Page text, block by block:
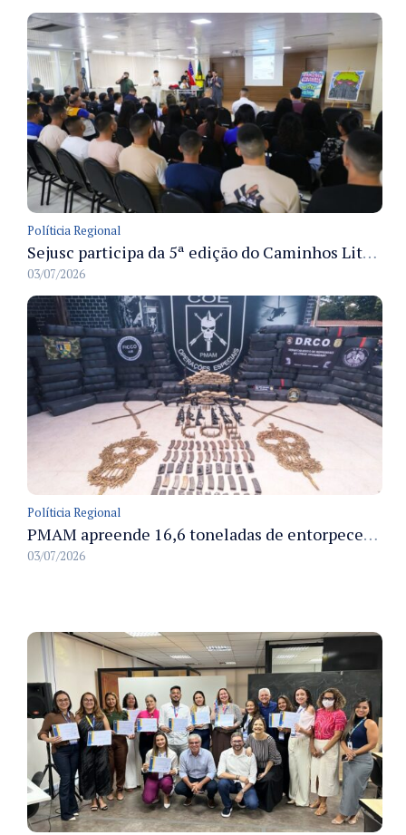
Políticia Regional
Sejusc participa da 5ª edição do Caminhos Literários com foco na cultura hip-hop nas unidades socioeducativas
03/07/2026
Políticia Regional
PMAM apreende 16,6 toneladas de entorpecentes e registra aumento nas prisões em flagrante e nas capturas de foragidos no primeiro semestre de 2026
03/07/2026